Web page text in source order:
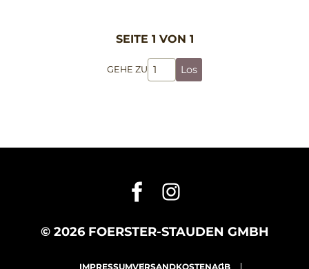
SEITE 1 VON 1
GEHE ZU Los
© 2026 FOERSTER-STAUDEN GMBH
IMPRESSUMVERSANDKOSTENAGB